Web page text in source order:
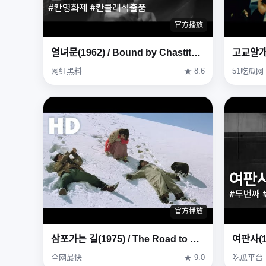
官方播放
열녀문(1962) / Bound by Chastity Rule ( Yeollyeomun )
网红黑料 ★ 8.6 51吃瓜网
官方播放
삼포가는 길(1975) / The Road to Sampo (Sampoganeun gil)
全网最快 ★ 9.0 吃瓜平台